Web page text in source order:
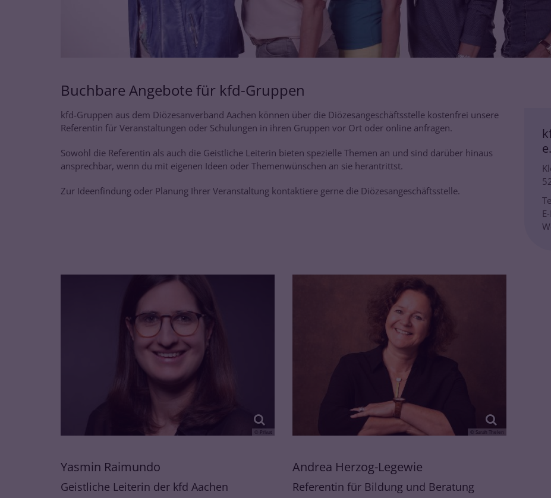
Buchbare Angebote für kfd-Gruppen
kfd-Gruppen aus dem Diözesanverband Aachen können über die Diözesangeschäftsstelle kostenfrei unsere
Referentin für Veranstaltungen oder Schulungen in ihren Gruppen vor Ort oder online anfragen.
Sowohl die Referentin als auch die Geistliche Leiterin bieten spezielle Themen an und sind darüber hinaus
ansprechbar, wenn du mit eigenen Ideen oder Themenwünschen an sie herantrittst.
Zur Ideenfindung oder Planung Ihrer Veranstaltung kontaktiere gerne die Diözesangeschäftsstelle.
© Privat
Yasmin Raimundo
Geistliche Leiterin der kfd Aachen
© Sarah Thelen
Andrea Herzog-Legewie
Referentin für Bildung und Beratung